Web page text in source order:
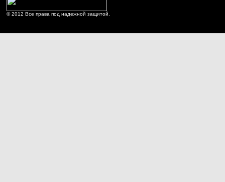
© 2012 Все права под надежной защитой.